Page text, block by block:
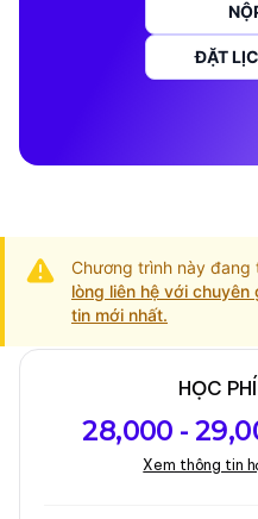
ĐẶT
Chương trình này
lòng liên hệ với
tin mới nhất.
chương trình
Tổng quan
HỌC
28,000 -
Xem thông tin